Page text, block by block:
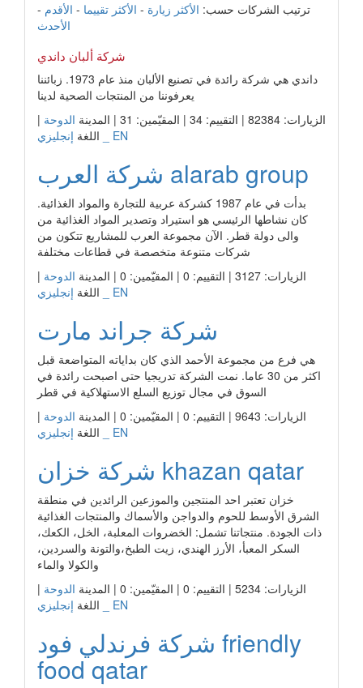
ترتيب الشركات حسب: الأكثر زيارة - الأكثر تقييما - الأقدم -
الأحدث
شركة ألبان داندي
داندي هي شركة رائدة في تصنيع الألبان منذ عام 1973. زبائننا
يعرفوننا من المنتجات الصحية لدينا
الزيارات: 82384 | التقييم: 34 | المقيّمين: 31 | المدينة
الدوحة |
اللغة إنجليزي _ EN
شركة العرب alarab group
بدأت في عام 1987 كشركة عربية للتجارة والمواد الغذائية.
كان نشاطها الرئيسي هو استيراد وتصدير المواد الغذائية من
والى دولة قطر. الآن مجموعة العرب للمشاريع تتكون من
شركات متنوعة متخصصة في قطاعات مختلفة
الزيارات: 3127 | التقييم: 0 | المقيّمين: 0 | المدينة
الدوحة |
اللغة إنجليزي _ EN
شركة جراند مارت
هي فرع من مجموعة الأحمد الذي كان بداياته المتواضعة قبل
اكثر من 30 عاما. نمت الشركة تدريجيا حتى اصبحت رائدة في
السوق في مجال توزيع السلع الاستهلاكية في قطر
الزيارات: 9643 | التقييم: 0 | المقيّمين: 0 | المدينة
الدوحة |
اللغة إنجليزي _ EN
شركة خزان khazan qatar
خزان تعتبر احد المنتجين والموزعين الرائدين في منطقة
الشرق الأوسط للحوم والدواجن والأسماك والمنتجات الغذائية
ذات الجودة. منتجاتنا تشمل: الخضروات المعلبة، الخل، الكعك،
السكر المعبأ، الأرز الهندي، زيت الطبخ،والتونة والسردين،
والكولا والماء
الزيارات: 5234 | التقييم: 0 | المقيّمين: 0 | المدينة
الدوحة |
اللغة إنجليزي _ EN
شركة فرندلي فود friendly
food qatar